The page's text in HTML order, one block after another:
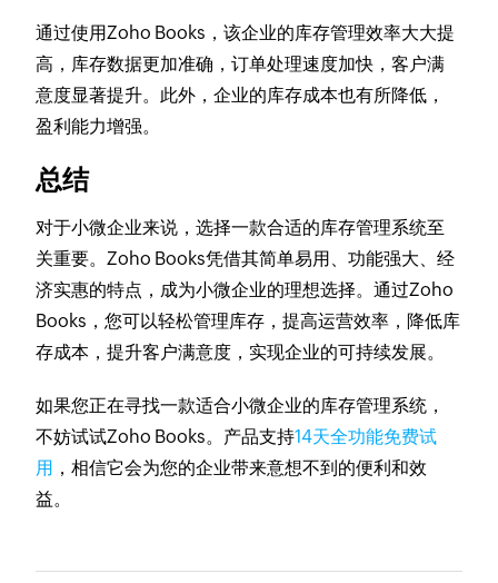
通过使用Zoho Books，该企业的库存管理效率大大提
高，库存数据更加准确，订单处理速度加快，客户满
意度显著提升。此外，企业的库存成本也有所降低，
盈利能力增强。
总结
对于小微企业来说，选择一款合适的库存管理系统至
关重要。Zoho Books凭借其简单易用、功能强大、经
济实惠的特点，成为小微企业的理想选择。通过Zoho
Books，您可以轻松管理库存，提高运营效率，降低库
存成本，提升客户满意度，实现企业的可持续发展。
如果您正在寻找一款适合小微企业的库存管理系统，
不妨试试Zoho Books。产品支持14天全功能免费试
用 ，相信它会为您的企业带来意想不到的便利和效
益。